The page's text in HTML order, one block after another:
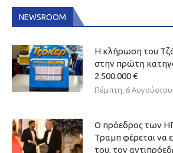
NEWSROOM
Η κλήρωση του
στην πρώτη
2.500.000 €
Πέμπτη, 6 Αυγούστου
Ο πρόεδρος των
Τραμπ φέρεται να
του, τον